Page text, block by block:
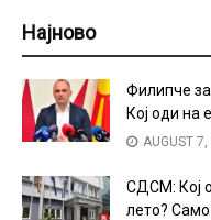
Најново
Филипче
Кој оди на
AUGUST
СДСМ: Кој
лето? Само